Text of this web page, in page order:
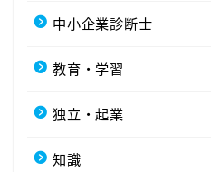
中小企業診断士
教育・学習
独立・起業
知識